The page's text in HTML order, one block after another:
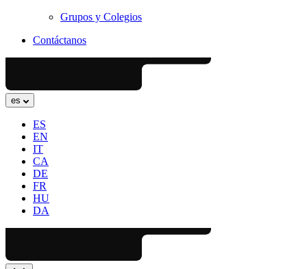
Grupos y Colegios
Contáctanos
es
ES
EN
IT
CA
DE
FR
HU
DA